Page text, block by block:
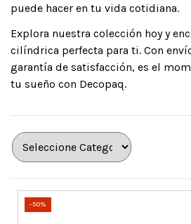
puede hacer en tu vida cotidiana.
Explora nuestra colección hoy y
cilíndrica perfecta para ti. Con
garantía de satisfacción, es el
tu sueño con Decopaq.
-50%